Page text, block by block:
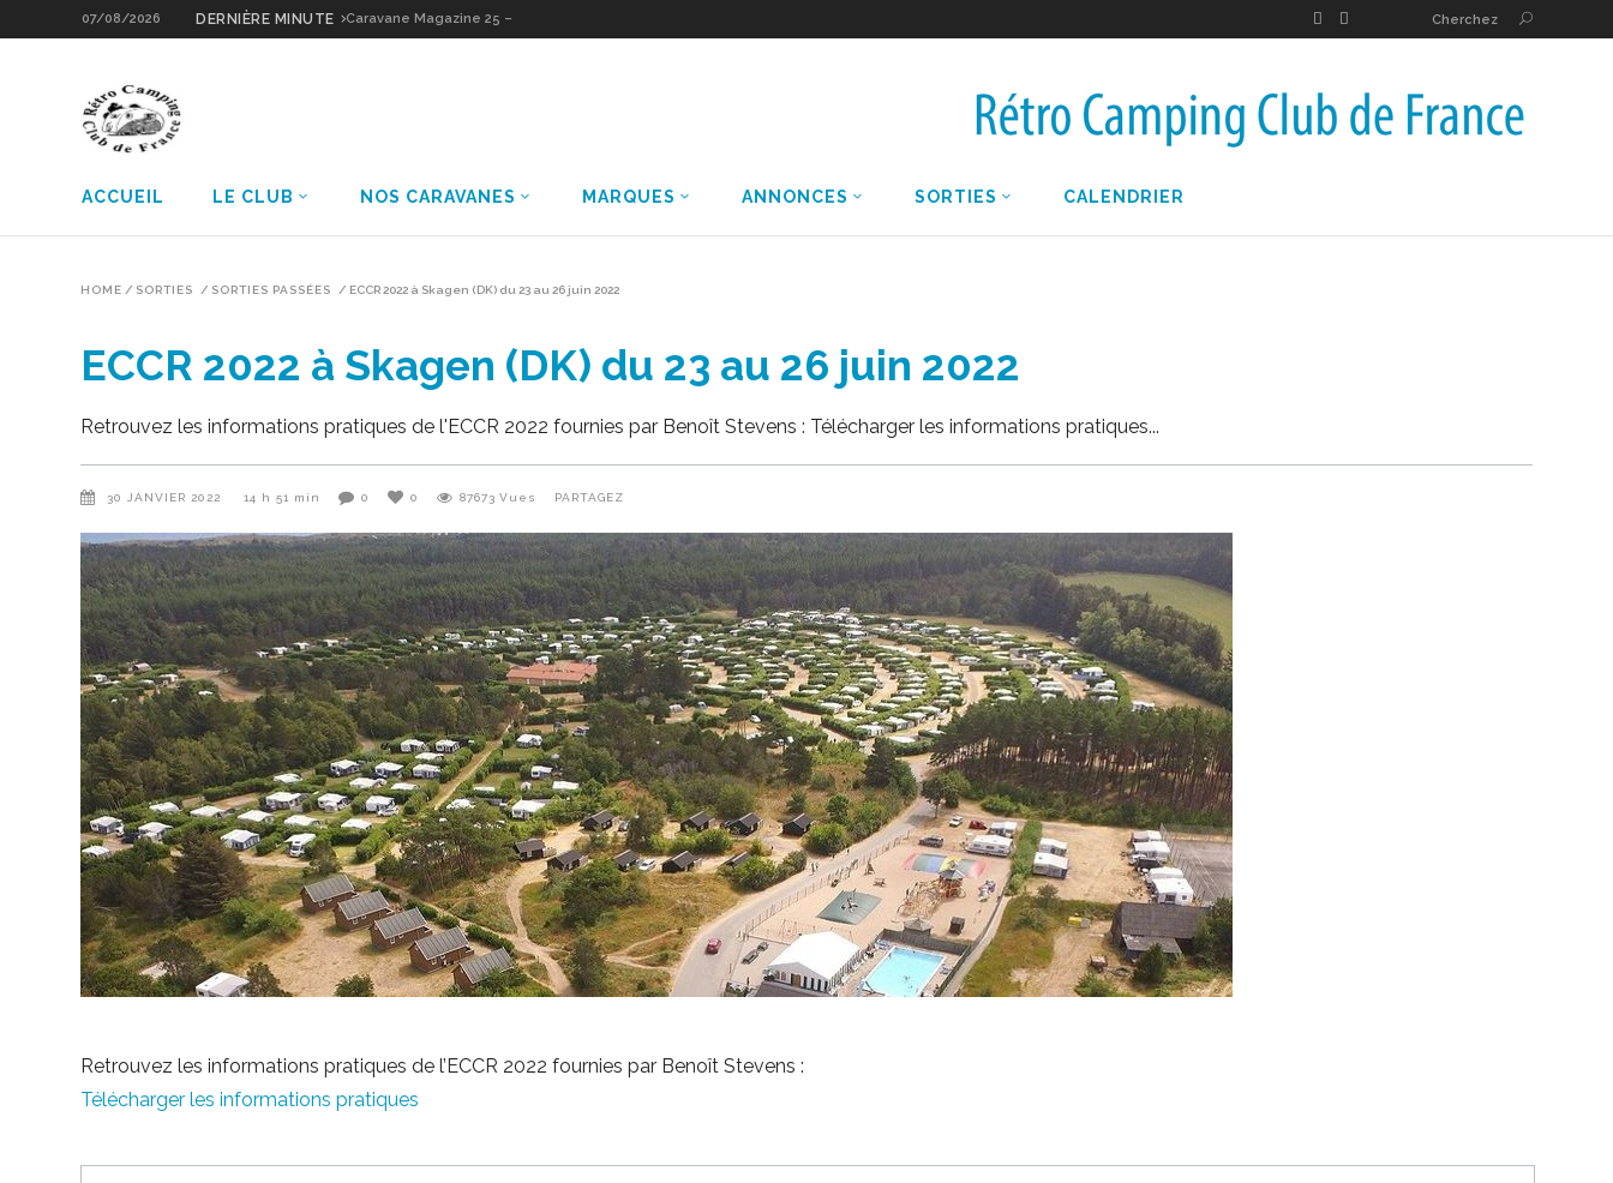
07/08/2026 DERNIÈRE MINUTE Caravane Magazine 25 – Cherchez
ACCUEIL LE CLUB NOS CARAVANES MARQUES ANNONCES SORTIES CALENDRIER
HOME / SORTIES / SORTIES PASSÉES / ECCR 2022 à Skagen (DK) du 23 au 26 juin 2022
ECCR 2022 à Skagen (DK) du 23 au 26 juin 2022
Retrouvez les informations pratiques de l'ECCR 2022 fournies par Benoît Stevens : Télécharger les informations pratiques
30 JANVIER 2022 14 h 51 min 0 0 87673 Vues PARTAGEZ
Retrouvez les informations pratiques de l’ECCR 2022 fournies par Benoît Stevens :
Télécharger les informations pratiques